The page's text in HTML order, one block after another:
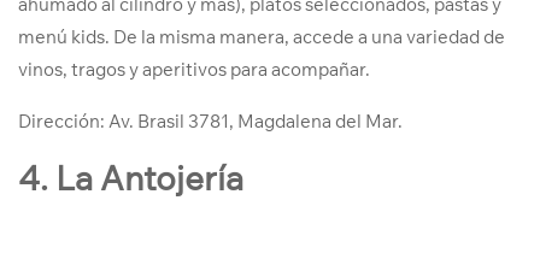
menú kids. De la misma manera, accede a una variedad de
vinos, tragos y aperitivos para acompañar.
Dirección: Av. Brasil 3781, Magdalena del Mar.
4. La Antojería